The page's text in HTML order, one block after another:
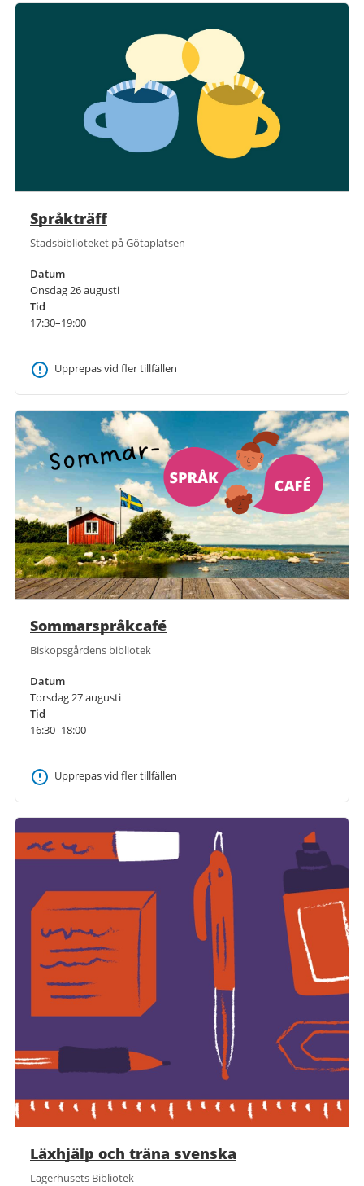
Språkträff
Stadsbiblioteket på Götaplatsen
Datum
Onsdag 26 augusti
Tid
17:30–19:00
Upprepas vid fler tillfällen
Sommarspråkcafé
Biskopsgårdens bibliotek
Datum
Torsdag 27 augusti
Tid
16:30–18:00
Upprepas vid fler tillfällen
Läxhjälp och träna svenska
Lagerhusets Bibliotek